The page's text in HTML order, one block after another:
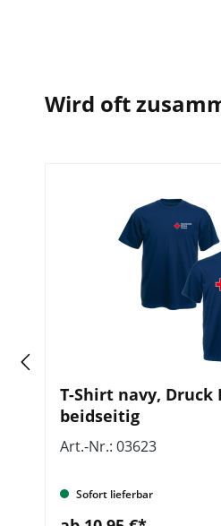
Wird oft
T-Shirt navy, Druck
beidseitig
Art.-Nr.: 03623
Sofort lieferbar